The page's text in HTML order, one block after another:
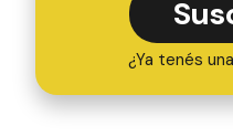
¿Ya tenés